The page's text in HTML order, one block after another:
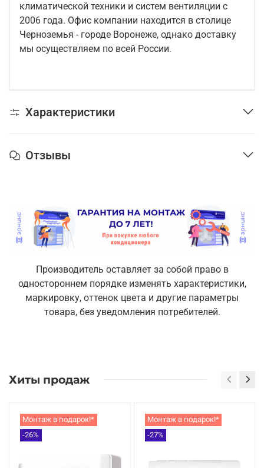
климатической техники и систем вентиляции с
2006 года. Офис компании находится в столице
Черноземья - городе Воронеже, однако доставку
мы осуществляем по всей России.
Характеристики
Отзывы
Производитель оставляет за собой право в
одностороннем порядке изменять характеристики,
маркировку, оттенок цвета и другие параметры
товара, без уведомления потребителей.
Хиты продаж
Монтаж в подарок!*
-26%
Монтаж в подарок!*
-27%